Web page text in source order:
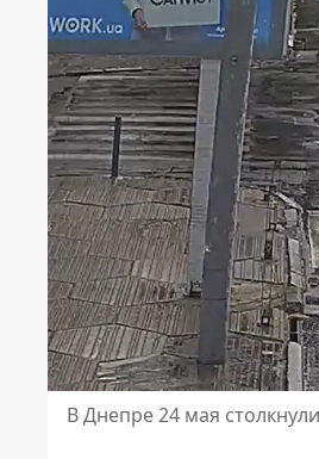
В Днепре 24 мая